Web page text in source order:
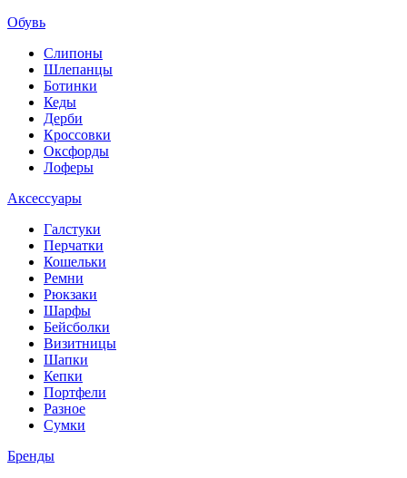
Обувь
Слипоны
Шлепанцы
Ботинки
Кеды
Дерби
Кроссовки
Оксфорды
Лоферы
Аксессуары
Галстуки
Перчатки
Кошельки
Ремни
Рюкзаки
Шарфы
Бейсболки
Визитницы
Шапки
Кепки
Портфели
Разное
Сумки
Бренды